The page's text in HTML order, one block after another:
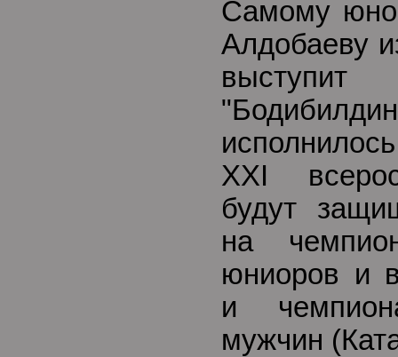
Самому
Алдобаеву
XXI
будут
на
юниоров и
и
мужчин